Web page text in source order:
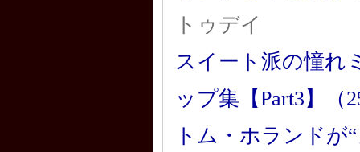
トゥデイ
スイート派の憧れ
ップ集【Part3】（
トム・ホランドが